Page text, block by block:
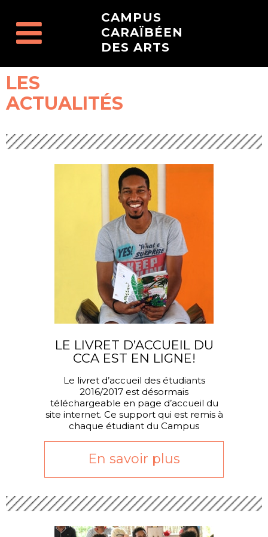
CAMPUS
CARAÏBÉEN
DES ARTS
LES
ACTUALITÉS
LE LIVRET D’ACCUEIL DU
CCA EST EN LIGNE!
Le livret d’accueil des étudiants
2016/2017 est désormais
téléchargeable en page d’accueil du
site internet. Ce support qui est remis à
chaque étudiant du Campus
En savoir plus